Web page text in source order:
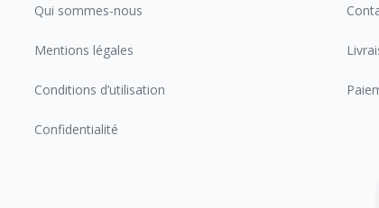
Qui sommes-nous
Mentions légales
Conditions d’utilisation
Confidentialité